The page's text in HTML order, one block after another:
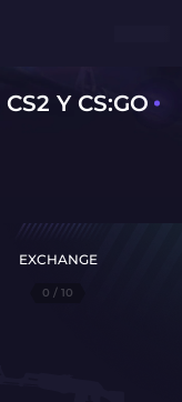
Y CS:GO
0 / 10
EXCHANGE